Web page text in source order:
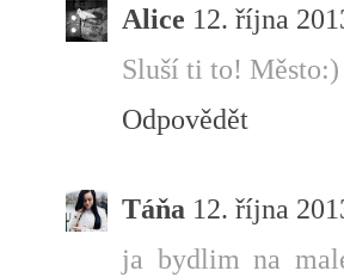
Alice 12. října
Sluší ti to! Město:)
Odpovědět
Táňa 12. října
ja bydlim na